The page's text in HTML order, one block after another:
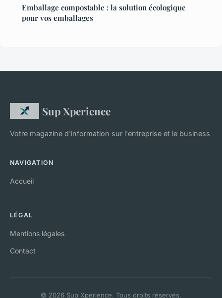
Emballage compostable : la solution écologique
pour vos emballages
Sup Xperience
Votre magazine d'information sur l'entreprise et le business
NAVIGATION
Accueil
LÉGAL
Mentions légales
Contact
© 2026 Sup Xperience. Tous droits réservés.